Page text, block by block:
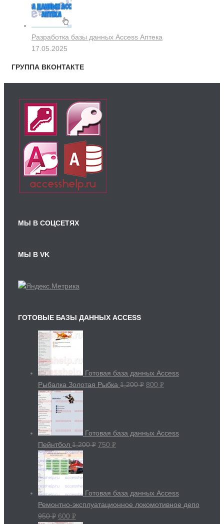
Разработка базы данных Access Аптека
17.05.2025
ГРУППА ВКОНТАКТЕ
МЫ В СОЦСЕТЯХ
МЫ В VK
ГОТОВЫЕ БАЗЫ ДАННЫХ ACCESS
Готовая база данных Access
Рыбалка Золотая Рыбка 1,200Р 800 Р
Готовая база данных Access
Пейнтбол 1,200Р 750 Р
Готовая база данных Access
Ремонтно-эксплуатационное локомотивное депо
950Р 600 Р